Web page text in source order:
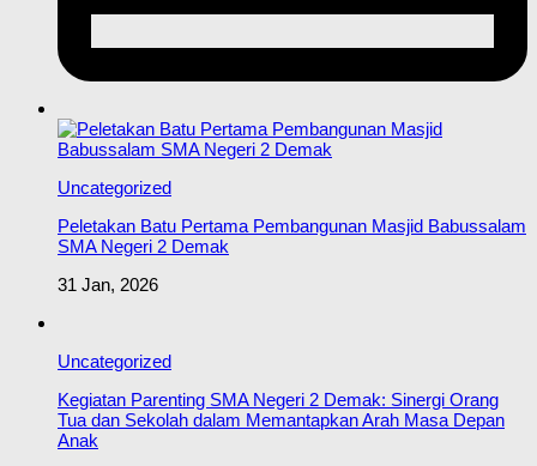
Uncategorized
Peletakan Batu Pertama Pembangunan Masjid Babussalam
SMA Negeri 2 Demak
31 Jan, 2026
Uncategorized
Kegiatan Parenting SMA Negeri 2 Demak: Sinergi Orang
Tua dan Sekolah dalam Memantapkan Arah Masa Depan
Anak